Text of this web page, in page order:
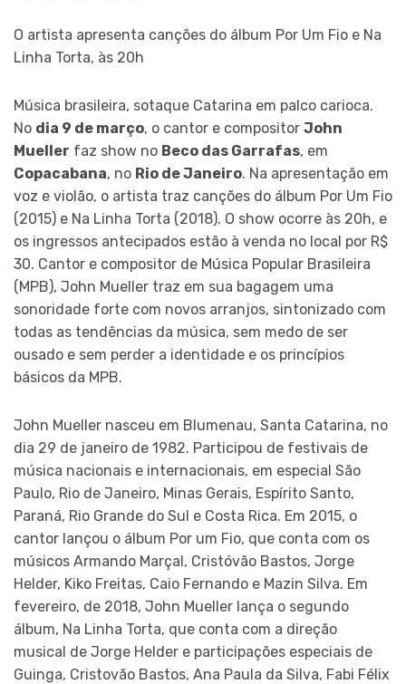
O artista apresenta canções do álbum Por Um Fio e Na
Linha Torta, às 20h
Música brasileira, sotaque Catarina em palco carioca.
No dia 9 de março, o cantor e compositor John
Mueller faz show no Beco das Garrafas, em
Copacabana, no Rio de Janeiro. Na apresentação em
voz e violão, o artista traz canções do álbum Por Um Fio
(2015) e Na Linha Torta (2018). O show ocorre às 20h, e
os ingressos antecipados estão à venda no local por R$
30. Cantor e compositor de Música Popular Brasileira
(MPB), John Mueller traz em sua bagagem uma
sonoridade forte com novos arranjos, sintonizado com
todas as tendências da música, sem medo de ser
ousado e sem perder a identidade e os princípios
básicos da MPB.
John Mueller nasceu em Blumenau, Santa Catarina, no
dia 29 de janeiro de 1982. Participou de festivais de
música nacionais e internacionais, em especial São
Paulo, Rio de Janeiro, Minas Gerais, Espírito Santo,
Paraná, Rio Grande do Sul e Costa Rica. Em 2015, o
cantor lançou o álbum Por um Fio, que conta com os
músicos Armando Marçal, Cristóvão Bastos, Jorge
Helder, Kiko Freitas, Caio Fernando e Mazin Silva. Em
fevereiro, de 2018, John Mueller lança o segundo
álbum, Na Linha Torta, que conta com a direção
musical de Jorge Helder e participações especiais de
Guinga, Cristovão Bastos, Ana Paula da Silva, Fabi Félix